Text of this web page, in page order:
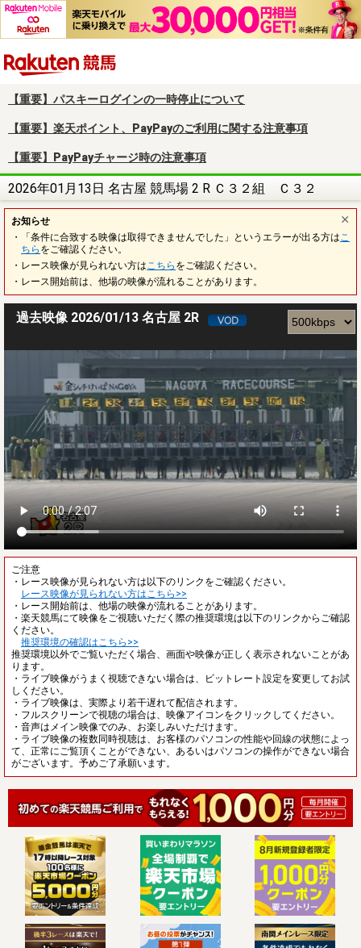
【重要】パスキーログインの一時停止について
【重要】楽天ポイント、PayPayのご利用に関する注意事項
【重要】PayPayチャージ時の注意事項
2026年01月13日 名古屋 競馬場 2 R Ｃ３２組 Ｃ３２
お知らせ
・「条件に合致する映像は取得できませんでした」というエラーが出る方は こ
ちら をご確認ください。
・レース映像が見られない方は こちら をご確認ください。
・レース開始前は、他場の映像が流れることがあります。
過去映像 2026/01/13 名古屋 2R
ご注意
・レース映像が見られない方は以下のリンクをご確認ください。
レース映像が見られない方はこちら>>
・レース開始前は、他場の映像が流れることがあります。
・楽天競馬にて映像をご視聴いただく際の推奨環境は以下のリンクからご確認
ください。
推奨環境の確認はこちら>>
推奨環境以外でご覧いただく場合、画面や映像が正しく表示されないことがあ
ります。
・ライブ映像がうまく視聴できない場合は、ビットレート設定を変更してお試
しください。
・ライブ映像は、実際より若干遅れて配信されます。
・フルスクリーンで視聴の場合は、映像アイコンをクリックしてください。
・音声はメイン映像でのみ、お楽しみいただけます。
・ライブ映像の複数同時視聴は、お客様のパソコンの性能や回線の状態によっ
て、正常にご覧頂くことができない、あるいはパソコンの操作ができない場合
がございます。予めご了承願います。